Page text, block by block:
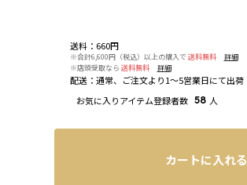
送料： 660円
※合計6,600円（税込）以上の購入で 送料無料
詳細
※店頭受取なら 送料無料 詳細
配送： 通常、ご注文より1～5営業日にて出荷
お気に入りアイテム登録者数 58 人
カートに入れる